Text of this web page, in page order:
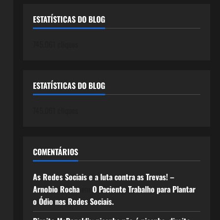
ESTATÍSTICAS DO BLOG
ESTATÍSTICAS DO BLOG
COMENTÁRIOS
As Redes Sociais e a luta contra as Trevas! –
Arnobio Rochaem O Paciente Trabalho para Plantar
o Ódio nas Redes Sociais.